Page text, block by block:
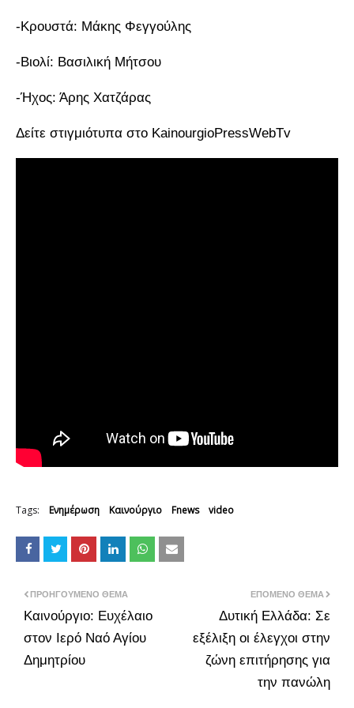
-Κρουστά: Μάκης Φεγγούλης
-Βιολί: Βασιλική Μήτσου
-Ήχος: Άρης Χατζάρας
Δείτε στιγμιότυπα στο KainourgioPressWebTv
Tags: Ενημέρωση Καινούργιο Fnews video
ΕΠΌΜΕΝΟ ΘΈΜΑ
Δυτική Ελλάδα: Σε
εξέλιξη οι έλεγχοι στην
ζώνη επιτήρησης για
την πανώλη
ΠΡΟΗΓΟΎΜΕΝΟ ΘΈΜΑ
Καινούργιο: Ευχέλαιο
στον Ιερό Ναό Αγίου
Δημητρίου